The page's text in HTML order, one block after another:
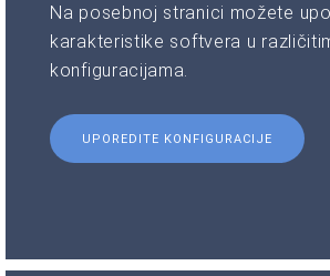
Na posebnoj stranici možete
karakteristike softvera u
konfiguracijama.
UPOREDITE KONFIGURACIJE